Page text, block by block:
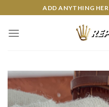
to
content
ADD ANYTHING